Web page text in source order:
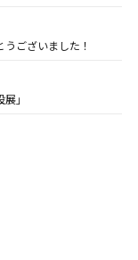
ございました！
」